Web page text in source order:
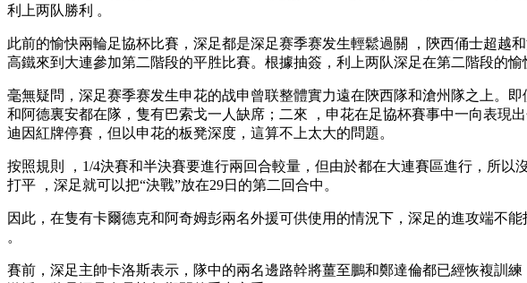
利上两队勝利 。
此前的愉快兩輪足協杯比賽，深足都是深足赛季赛发生輕鬆過關 ，陝西俑士
高鐵來到大連參加第二階段的平胜比賽 。根據抽簽，利上两队深足在第二階段的
毫無疑問，深足赛季赛发生申花的战申曾联整體實力遠在陝西隊和滄州隊之上。
和阿德裏安都在隊，隻有巴索戈一人缺席；二來 ，申花在足協杯賽事中一向表現出
迪因紅牌停賽，但以申花的板凳深度，這算不上太大的問題。
按照規則 ，1/4決賽和半決賽要進行兩回合較量 ，但由於都在大連賽區進行，所以沒
打平 ，深足就可以把“決戰”放在29日的第二回合中。
因此，在隻有卡爾德克和阿奇姆彭兩名外援可供使用的情況下，深足的進攻端
。
賽前，深足主帥卡洛斯表示 ，隊中的兩名邊路幹將薑至鵬和鄭達倫都已經恢複訓練